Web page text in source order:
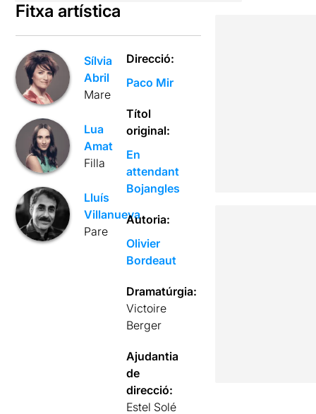
Fitxa artística
Sílvia
Abril
Mare
Lua
Amat
Filla
Lluís
Villanueva
Pare
Direcció:
Paco Mir
Títol
original:
En
attendant
Bojangles
Autoria:
Olivier
Bordeaut
Dramatúrgia:
Victoire
Berger
Ajudantia
de
direcció:
Estel Solé